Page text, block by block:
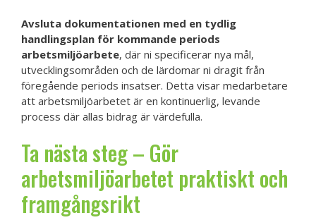
Avsluta dokumentationen med en tydlig
handlingsplan för kommande periods
arbetsmiljöarbete, där ni specificerar nya mål,
utvecklingsområden och de lärdomar ni dragit från
föregående periods insatser. Detta visar medarbetare
att arbetsmiljöarbetet är en kontinuerlig, levande
process där allas bidrag är värdefulla.
Ta nästa steg – Gör
arbetsmiljöarbetet praktiskt och
framgångsrikt